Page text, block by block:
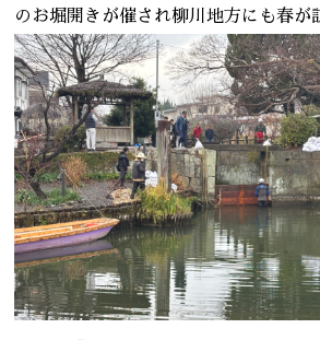
のお堀開きが催され柳川地方にも春が